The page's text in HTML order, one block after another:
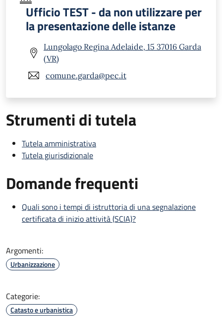
Ufficio TEST - da non utilizzare per
la presentazione delle istanze
Lungolago Regina Adelaide, 15 37016 Garda
(VR)
comune.garda@pec.it
Strumenti di tutela
Tutela amministrativa
Tutela giurisdizionale
Domande frequenti
Quali sono i tempi di istruttoria di una segnalazione
certificata di inizio attività (SCIA)?
Argomenti:
Urbanizzazione
Categorie:
Catasto e urbanistica